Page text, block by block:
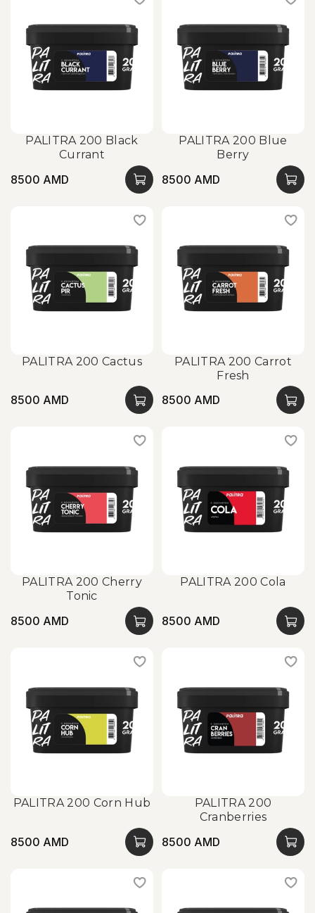
PALITRA 200 Black
Currant
8500 AMD
PALITRA 200 Blue
Berry
8500 AMD
PALITRA 200 Cactus
8500 AMD
PALITRA 200 Carrot
Fresh
8500 AMD
PALITRA 200 Cherry
Tonic
8500 AMD
PALITRA 200 Cola
8500 AMD
PALITRA 200 Corn Hub
8500 AMD
PALITRA 200
Cranberries
8500 AMD